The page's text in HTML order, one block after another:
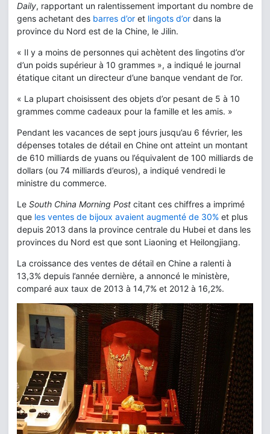
Daily, rapportant un ralentissement important du nombre de
gens achetant des barres d’or et lingots d’or dans la
province du Nord est de la Chine, le Jilin.
« Il y a moins de personnes qui achètent des lingotins d’or
d’un poids supérieur à 10 grammes », a indiqué le journal
étatique citant un directeur d’une banque vendant de l’or.
« La plupart choisissent des objets d’or pesant de 5 à 10
grammes comme cadeaux pour la famille et les amis. »
Pendant les vacances de sept jours jusqu’au 6 février, les
dépenses totales de détail en Chine ont atteint un montant
de 610 milliards de yuans ou l’équivalent de 100 milliards de
dollars (ou 74 milliards d’euros), a indiqué vendredi le
ministre du commerce.
Le South China Morning Post citant ces chiffres a imprimé
que les ventes de bijoux avaient augmenté de 30% et plus
depuis 2013 dans la province centrale du Hubei et dans les
provinces du Nord est que sont Liaoning et Heilongjiang.
La croissance des ventes de détail en Chine a ralenti à
13,3% depuis l’année dernière, a annoncé le ministère,
comparé aux taux de 2013 à 14,7% et 2012 à 16,2%.